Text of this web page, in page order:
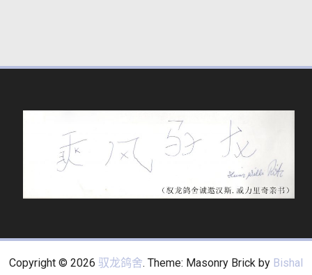
Copyright © 2026 驭龙鸽舍. Theme: Masonry Brick by Bishal